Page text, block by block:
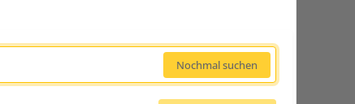
Nochmal suchen